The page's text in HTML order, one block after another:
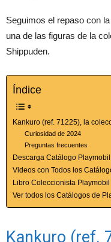
Seguimos el repaso con la
una de las figuras de la
Shippuden.
Índice
Kankuro (ref. 71225), la
Curiosidad de 2024
Preguntas frecuentes
Descarga Catálogo
Videos con Todos los
Libro Coleccionista Playmobil
Ver todos los Catálogos de
Kankuro (ref.